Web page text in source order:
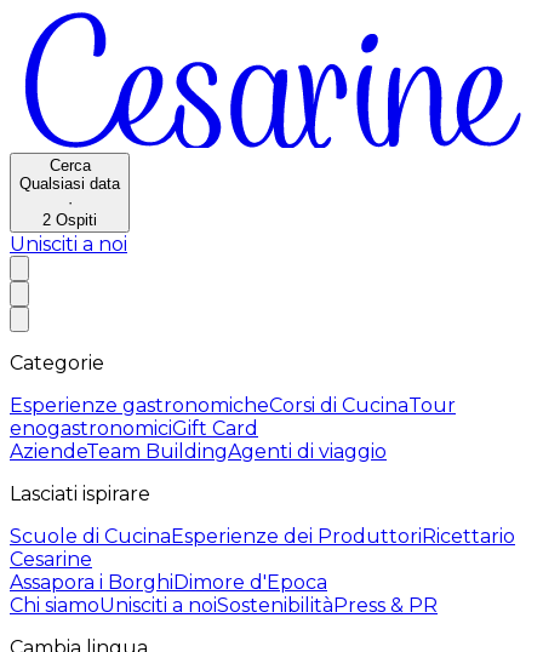
Cerca
Qualsiasi data
·
2 Ospiti
Unisciti a noi
Categorie
Esperienze gastronomicheCorsi di CucinaTour
enogastronomiciGift Card
AziendeTeam BuildingAgenti di viaggio
Lasciati ispirare
Scuole di CucinaEsperienze dei ProduttoriRicettario
Cesarine
Assapora i BorghiDimore d'Epoca
Chi siamoUnisciti a noiSostenibilitàPress & PR